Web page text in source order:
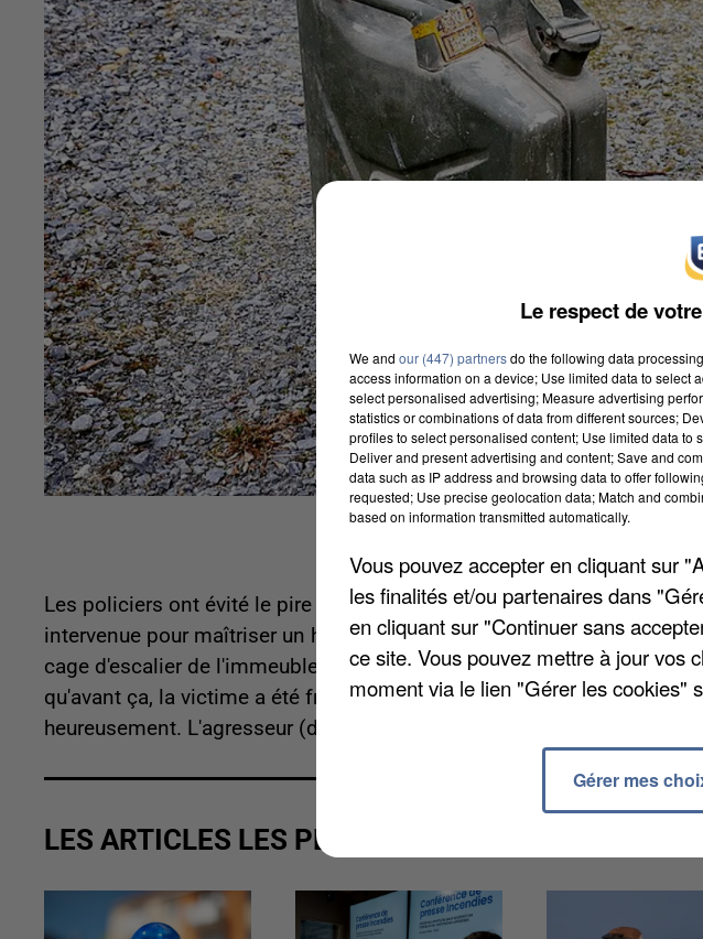
Les policiers ont évité le pire le week-end dernier. Dans la nuit de
intervenue pour maîtriser un homme ivre qui était en train d'asperger
cage d'escalier de l'immeuble avec de l'essence. Et il menaçait d'y
qu'avant ça, la victime a été frappée et visée avec un tabouret et
heureusement. L'agresseur (déjà connu des policiers) a été placé en
LES ARTICLES LES PLUS VUS
Le respect de
We and our (447) partnersdo the following data
access information on a device; Use limited data to select
select personalised advertising; Measure advertising
statistics or combinations of data from different sources;
profiles to select personalised content; Use limited data to
Deliver and present advertising and content; Save and
data such as IP address and browsing data to offer
requested; Use precise geolocation data; Match and
based on information transmitted automatically.
Vous pouvez accepter en cliquant sur
les finalités et/ou partenaires dans
en cliquant sur "Continuer sans
ce site. Vous pouvez mettre à jour vos
moment via le lien "Gérer les cookies"
Gérer mes